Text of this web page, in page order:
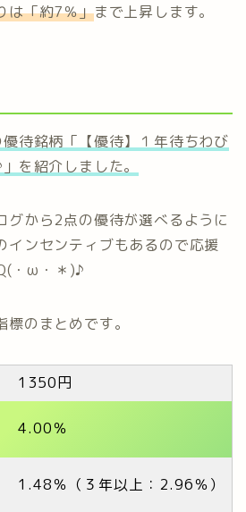
は「約7％」まで上昇します。
待銘柄「【優待】１年待ちわび
を紹介しました。
グから2点の優待が選べるように
インセンティブもあるので応援
・ω・＊)♪
のまとめです。
1350円
4.00％
1.48％（３年以上：2.96％）